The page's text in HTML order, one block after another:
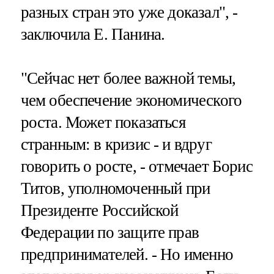
разных стран это уже доказал", -
заключила Е. Панина.
"Сейчас нет более важной темы,
чем обеспечение экономического
роста. Может показаться
странным: в кризис - и вдруг
говорить о росте, - отмечает Борис
Титов, уполномоченный при
Президенте Российской
Федерации по защите прав
предпринимателей. - Но именно